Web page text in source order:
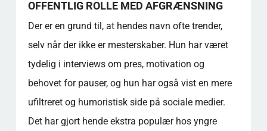
OFFENTLIG ROLLE MED AFGRÆNSNING
Der er en grund til, at hendes navn ofte trender,
selv når der ikke er mesterskaber. Hun har været
tydelig i interviews om pres, motivation og
behovet for pauser, og hun har også vist en mere
ufiltreret og humoristisk side på sociale medier.
Det har gjort hende ekstra populær hos yngre